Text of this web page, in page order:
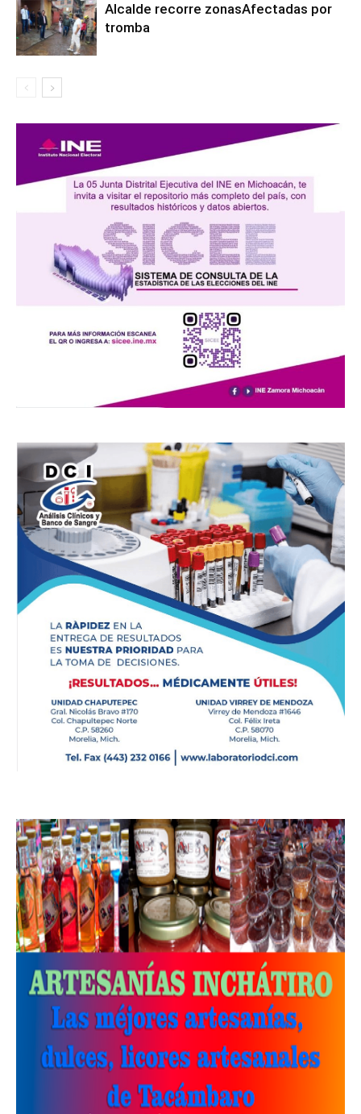
Alcalde recorre zonasAfectadas por
tromba